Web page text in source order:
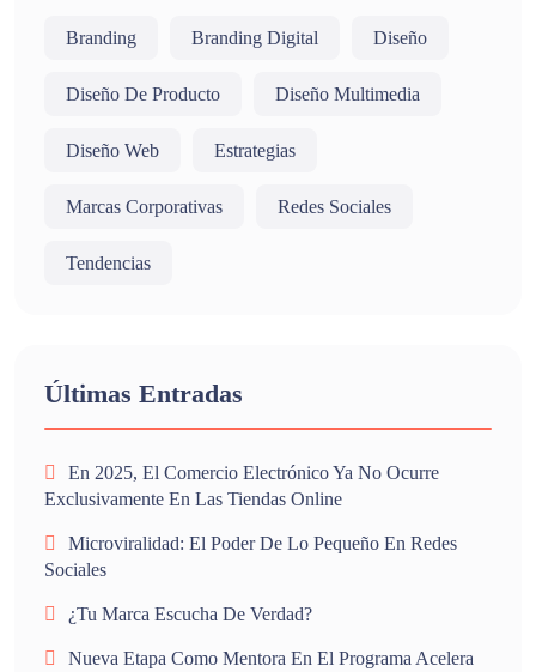
Branding Branding Digital Diseño
Diseño De Producto Diseño Multimedia
Diseño Web Estrategias
Marcas Corporativas Redes Sociales
Tendencias
Últimas Entradas
En 2025, El Comercio Electrónico Ya No Ocurre
Exclusivamente En Las Tiendas Online
Microviralidad: El Poder De Lo Pequeño En Redes
Sociales
¿Tu Marca Escucha De Verdad?
Nueva Etapa Como Mentora En El Programa Acelera